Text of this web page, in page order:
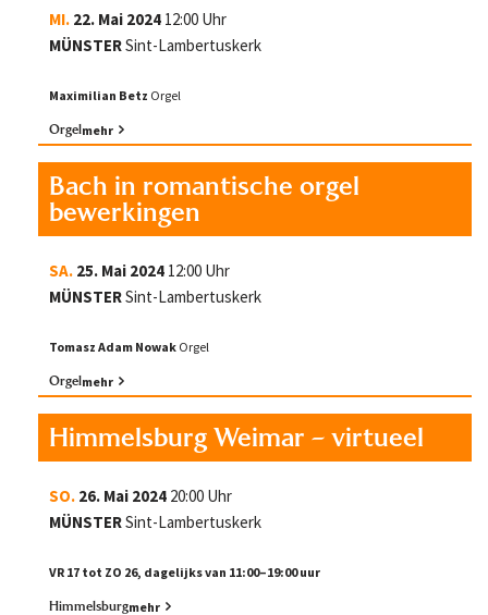
MI. 22. Mai 2024 12:00 Uhr
MÜNSTERSint-Lambertuskerk
Maximilian Betz Orgel
Orgelmehr
Bach in romantische orgel
bewerkingen
SA. 25. Mai 2024 12:00 Uhr
MÜNSTERSint-Lambertuskerk
Tomasz Adam Nowak Orgel
Orgelmehr
Himmelsburg Weimar – virtueel
SO. 26. Mai 2024 20:00 Uhr
MÜNSTERSint-Lambertuskerk
VR 17 tot ZO 26, dagelijks van 11:00–19:00 uur
Himmelsburgmehr